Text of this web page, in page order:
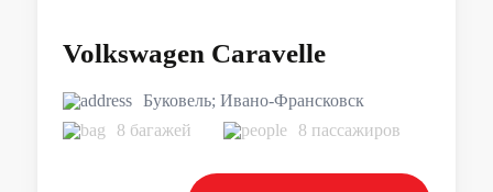
Volkswagen Caravelle
Буковель; Ивано-Франсковск
8 багажей
8 пассажиров